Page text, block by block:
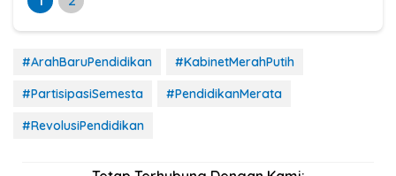
#ArahBaruPendidikan
#KabinetMerahPutih
#PartisipasiSemesta
#PendidikanMerata
#RevolusiPendidikan